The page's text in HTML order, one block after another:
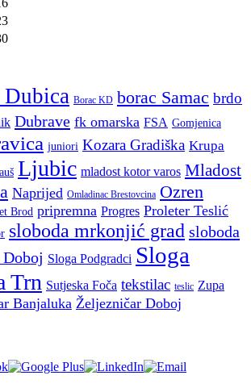
Borac KD borac Samac brdo
Dubrave fk omarska FSA Gomjenica
juniori Kozara Gradiška Krupa
Ljubic mladost kotor varos Mladost
Naprijed Omladinac Brestovcina Ozren
Brod pripremna Progres Proleter Teslić
sloboda mrkonjić grad sloboda
Doboj Sloga Podgradci Sloga
Trn Sutjeska Foča tekstilac teslic Zupa
Banjaluka Željezničar Doboj